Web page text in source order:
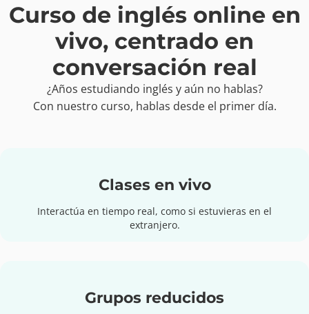
Curso de inglés online en
vivo, centrado en
conversación real
¿Años estudiando inglés y aún no hablas?
Con nuestro curso, hablas desde el primer día.
Clases en vivo
Interactúa en tiempo real, como si estuvieras en el
extranjero.
Grupos reducidos